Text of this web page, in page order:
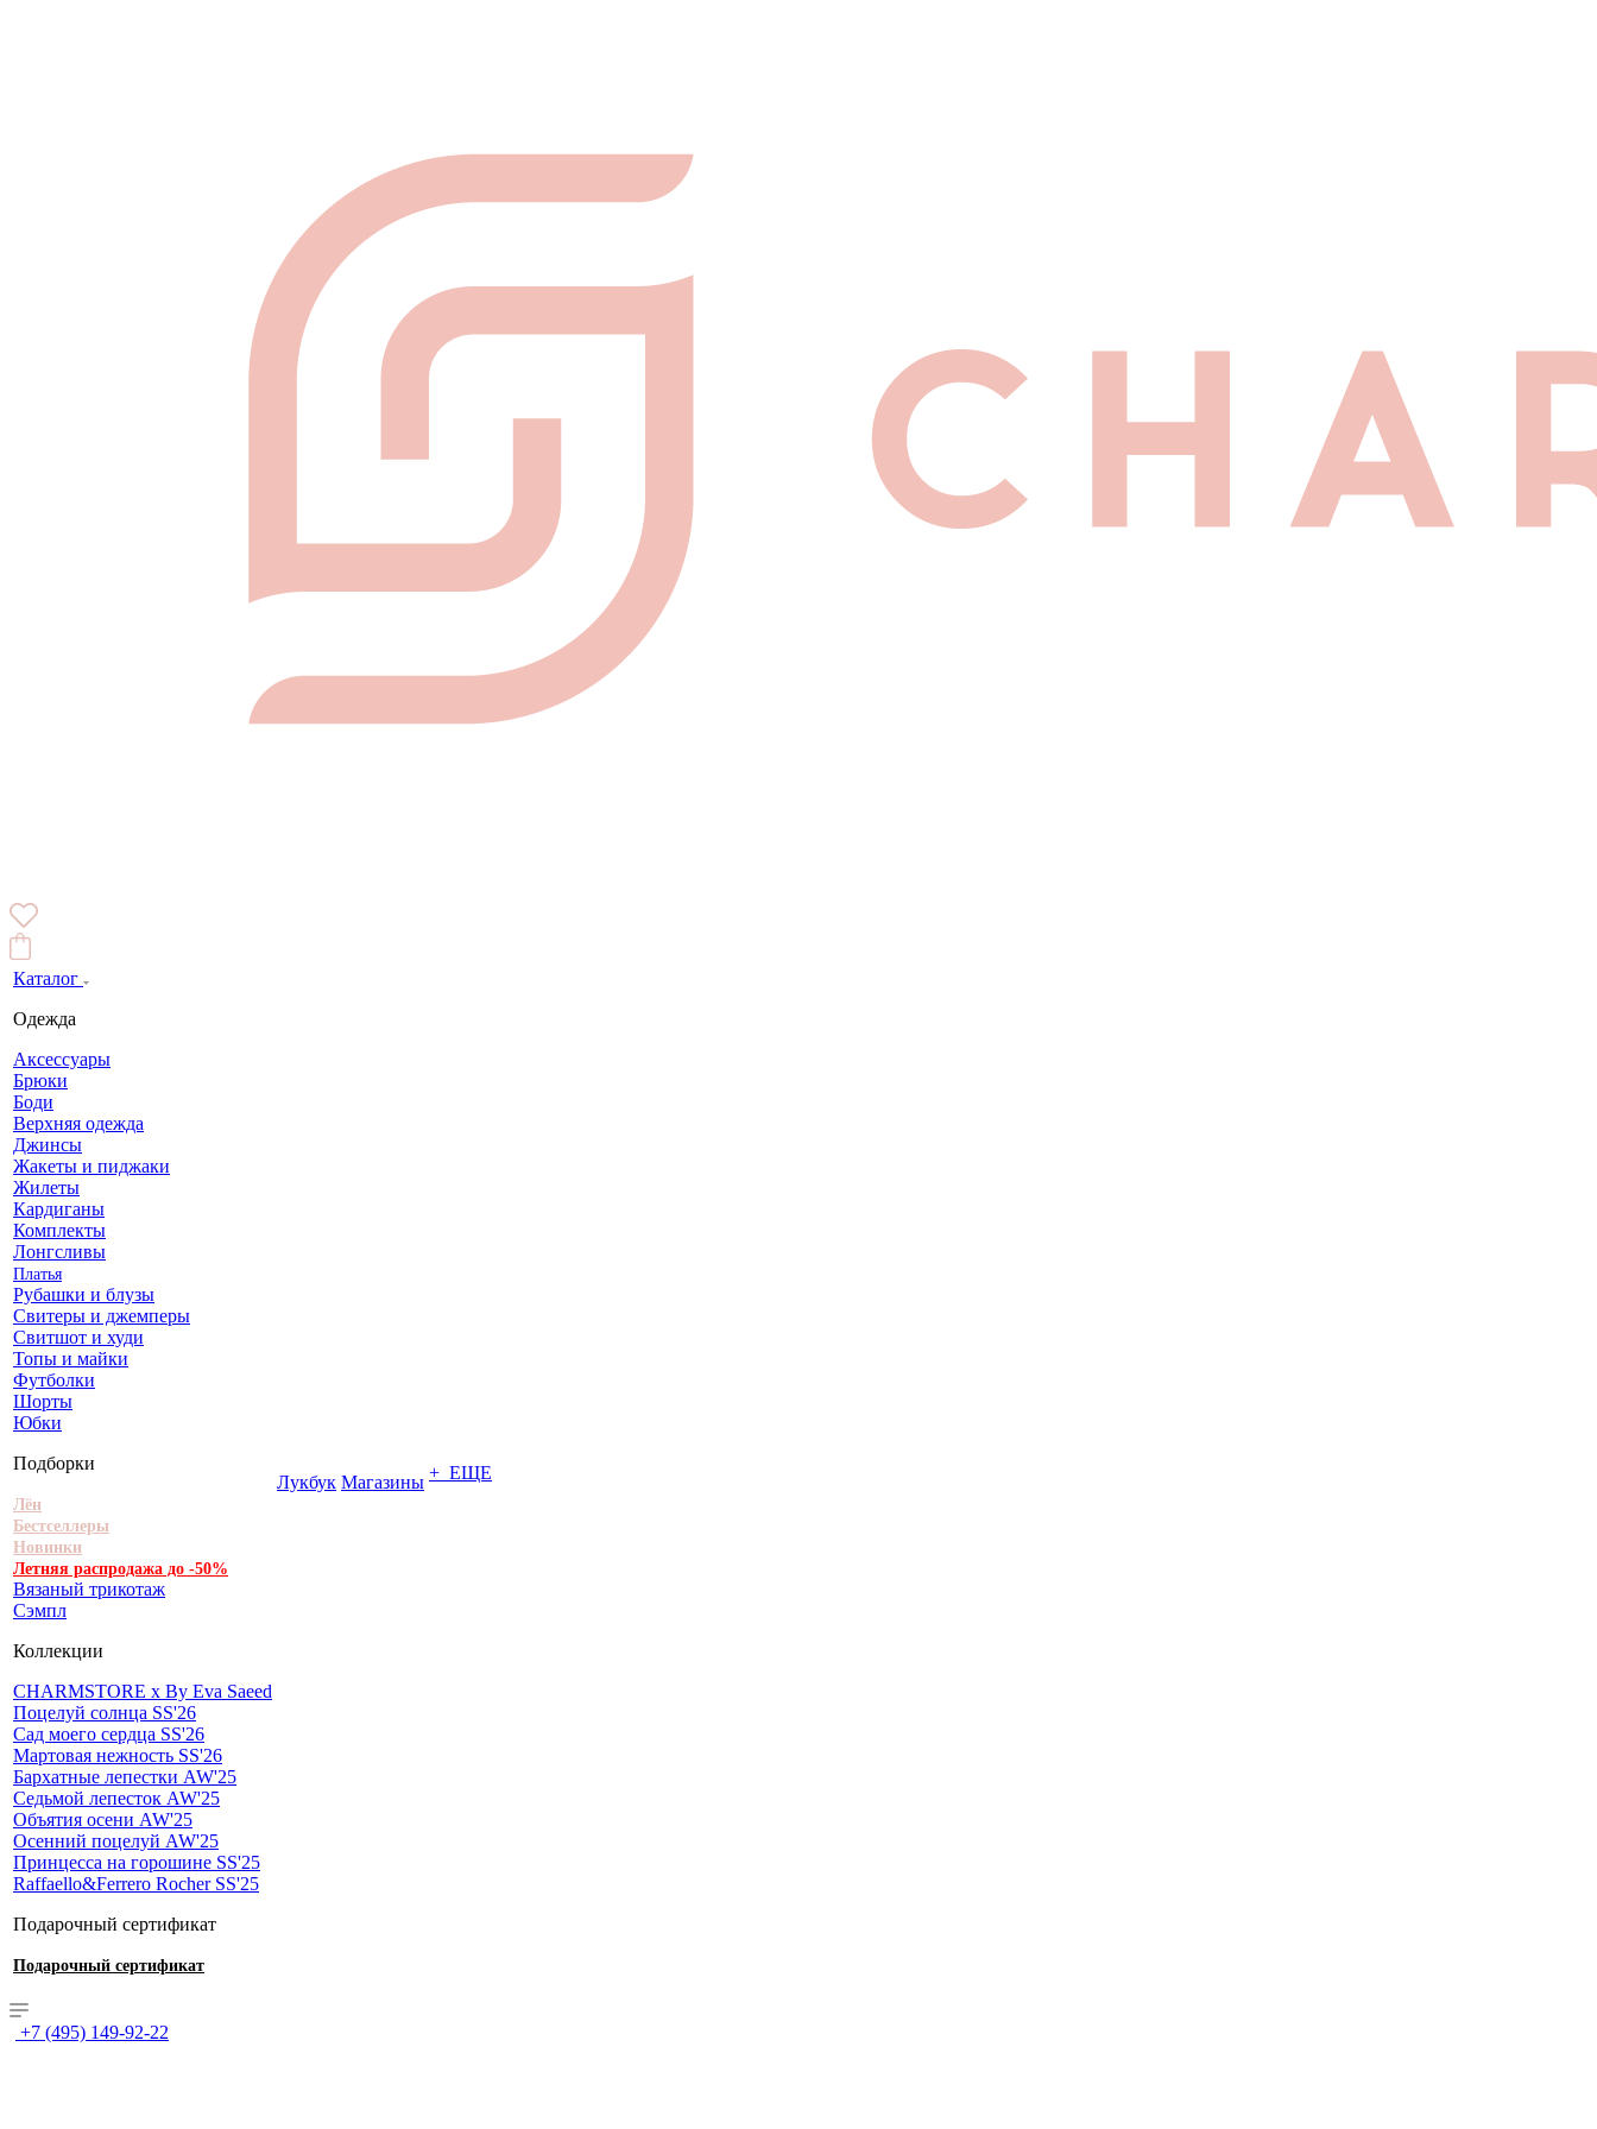
Каталог
Одежда
Аксессуары
Брюки
Боди
Верхняя одежда
Джинсы
Жакеты и пиджаки
Жилеты
Кардиганы
Комплекты
Лонгсливы
Платья
Рубашки и блузы
Свитеры и джемперы
Свитшот и худи
Топы и майки
Футболки
Шорты
Юбки
Подборки
Лён
Бестселлеры
Новинки
Летняя распродажа до -50%
Вязаный трикотаж
Сэмпл
Коллекции
CHARMSTORE х By Eva Saeed
Поцелуй солнца SS'26
Сад моего сердца SS'26
Мартовая нежность SS'26
Бархатные лепестки AW'25
Седьмой лепесток AW'25
Объятия осени AW'25
Осенний поцелуй AW'25
Принцесса на горошине SS'25
Raffaello&Ferrero Rocher SS'25
Подарочный сертификат
Подарочный сертификат
Лукбук Магазины + ЕЩЕ
+7 (495) 149-92-22